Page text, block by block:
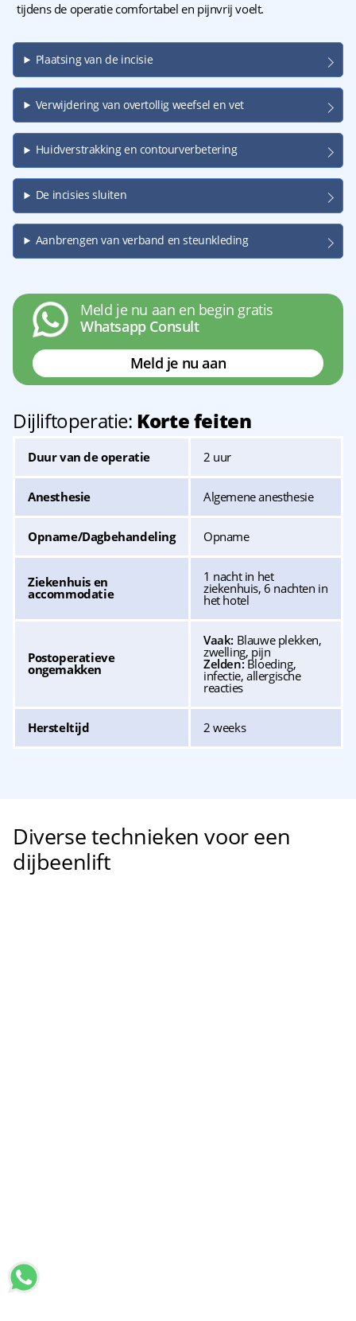
tijdens de operatie comfortabel en pijnvrij voelt.
Plaatsing van de incisie
Verwijdering van overtollig weefsel en vet
Huidverstrakking en contourverbetering
De incisies sluiten
Aanbrengen van verband en steunkleding
Meld je nu aan en begin gratis
Whatsapp Consult
Meld je nu aan
Dijliftoperatie: Korte feiten
Duur van de operatie 2 uur
Anesthesie Algemene anesthesie
Opname/Dagbehandeling Opname
Ziekenhuis en
accommodatie
1 nacht in het
ziekenhuis, 6 nachten in
het hotel
Postoperatieve
ongemakken
Vaak: Blauwe plekken,
zwelling, pijn
Zelden:Bloeding,
infectie, allergische
reacties
Hersteltijd 2 weeks
Diverse technieken voor een
dijbeenlift